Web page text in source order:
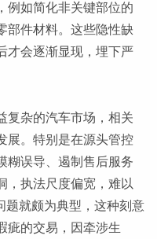
例如简化非关键部位的
部件材料。这些隐性缺
才会逐渐显现，埋下严
复杂的汽车市场，相关
展。特别是在源头管控
糊误导、遏制售后服务
，执法尺度偏宽，难以
题就颇为典型，这种刻意
疵的交易，因牵涉生